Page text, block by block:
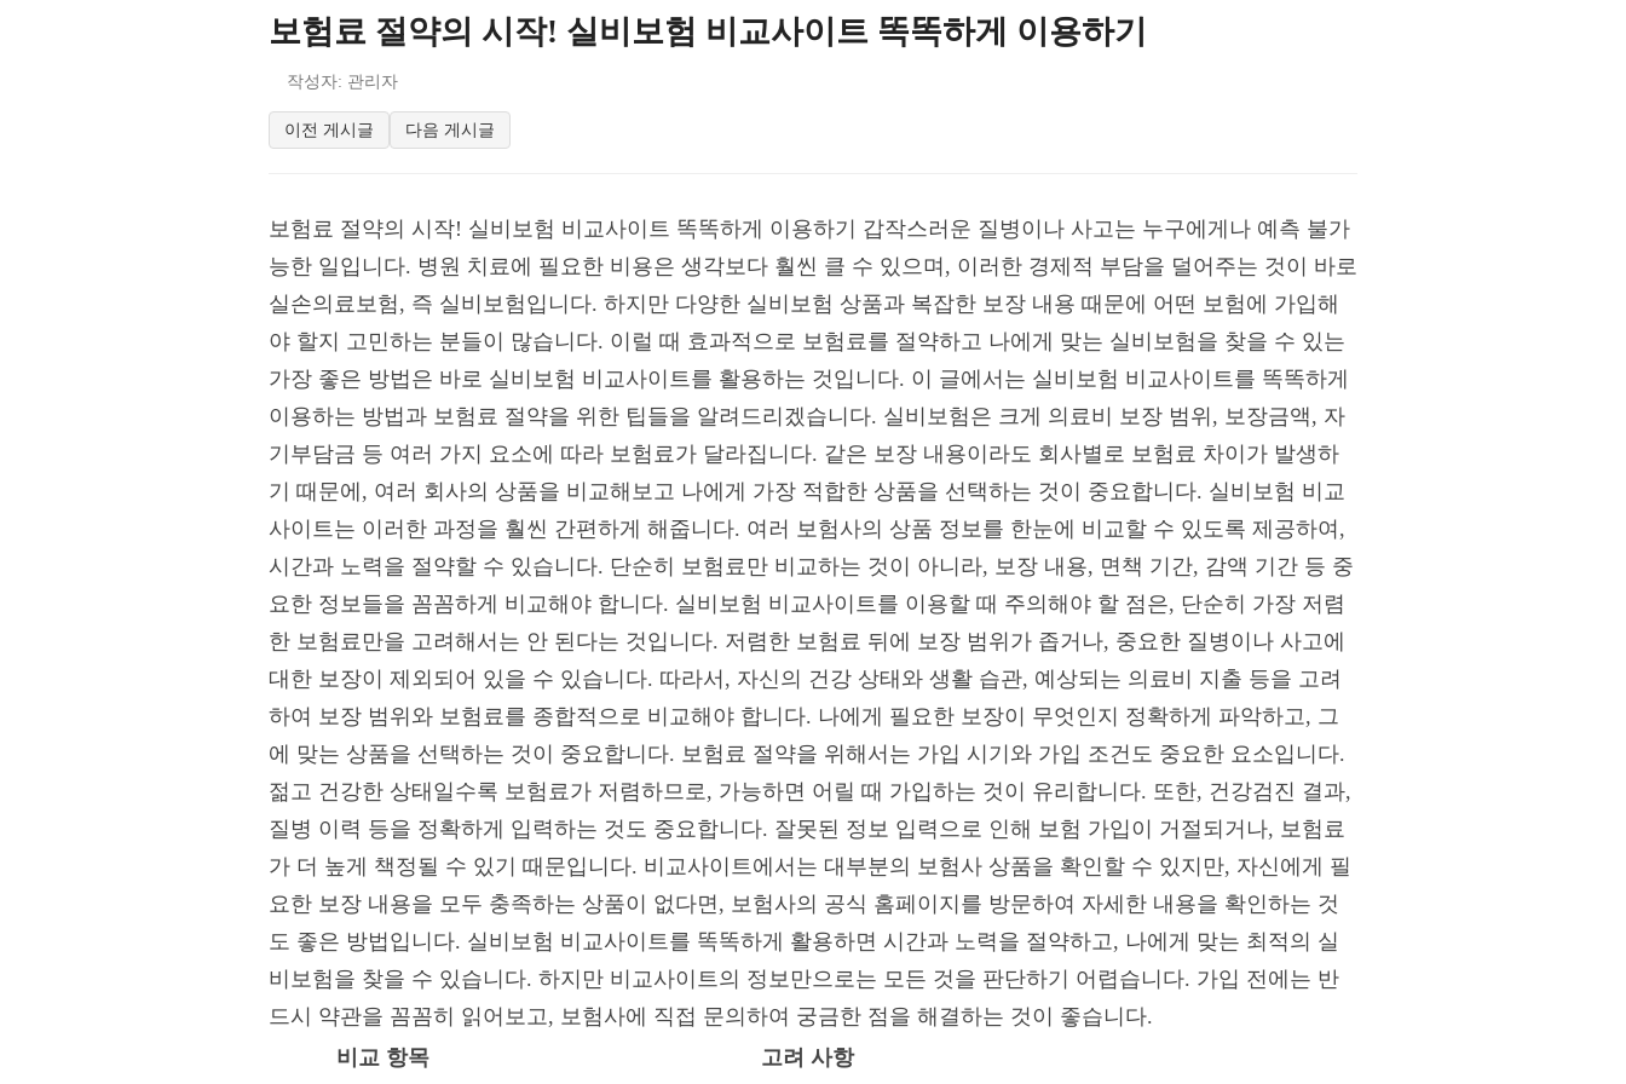
보험료 절약의 시작! 실비보험 비교사이트 똑똑하게 이용하기
작성자: 관리자
이전 게시글 다음 게시글
보험료 절약의 시작! 실비보험 비교사이트 똑똑하게 이용하기 갑작스러운 질병이나 사고는 누구에게나 예측 불가
능한 일입니다. 병원 치료에 필요한 비용은 생각보다 훨씬 클 수 있으며, 이러한 경제적 부담을 덜어주는 것이 바로
실손의료보험, 즉 실비보험입니다. 하지만 다양한 실비보험 상품과 복잡한 보장 내용 때문에 어떤 보험에 가입해
야 할지 고민하는 분들이 많습니다. 이럴 때 효과적으로 보험료를 절약하고 나에게 맞는 실비보험을 찾을 수 있는
가장 좋은 방법은 바로 실비보험 비교사이트를 활용하는 것입니다. 이 글에서는 실비보험 비교사이트를 똑똑하게
이용하는 방법과 보험료 절약을 위한 팁들을 알려드리겠습니다. 실비보험은 크게 의료비 보장 범위, 보장금액, 자
기부담금 등 여러 가지 요소에 따라 보험료가 달라집니다. 같은 보장 내용이라도 회사별로 보험료 차이가 발생하
기 때문에, 여러 회사의 상품을 비교해보고 나에게 가장 적합한 상품을 선택하는 것이 중요합니다. 실비보험 비교
사이트는 이러한 과정을 훨씬 간편하게 해줍니다. 여러 보험사의 상품 정보를 한눈에 비교할 수 있도록 제공하여,
시간과 노력을 절약할 수 있습니다. 단순히 보험료만 비교하는 것이 아니라, 보장 내용, 면책 기간, 감액 기간 등 중
요한 정보들을 꼼꼼하게 비교해야 합니다. 실비보험 비교사이트를 이용할 때 주의해야 할 점은, 단순히 가장 저렴
한 보험료만을 고려해서는 안 된다는 것입니다. 저렴한 보험료 뒤에 보장 범위가 좁거나, 중요한 질병이나 사고에
대한 보장이 제외되어 있을 수 있습니다. 따라서, 자신의 건강 상태와 생활 습관, 예상되는 의료비 지출 등을 고려
하여 보장 범위와 보험료를 종합적으로 비교해야 합니다. 나에게 필요한 보장이 무엇인지 정확하게 파악하고, 그
에 맞는 상품을 선택하는 것이 중요합니다. 보험료 절약을 위해서는 가입 시기와 가입 조건도 중요한 요소입니다.
젊고 건강한 상태일수록 보험료가 저렴하므로, 가능하면 어릴 때 가입하는 것이 유리합니다. 또한, 건강검진 결과,
질병 이력 등을 정확하게 입력하는 것도 중요합니다. 잘못된 정보 입력으로 인해 보험 가입이 거절되거나, 보험료
가 더 높게 책정될 수 있기 때문입니다. 비교사이트에서는 대부분의 보험사 상품을 확인할 수 있지만, 자신에게 필
요한 보장 내용을 모두 충족하는 상품이 없다면, 보험사의 공식 홈페이지를 방문하여 자세한 내용을 확인하는 것
도 좋은 방법입니다. 실비보험 비교사이트를 똑똑하게 활용하면 시간과 노력을 절약하고, 나에게 맞는 최적의 실
비보험을 찾을 수 있습니다. 하지만 비교사이트의 정보만으로는 모든 것을 판단하기 어렵습니다. 가입 전에는 반
드시 약관을 꼼꼼히 읽어보고, 보험사에 직접 문의하여 궁금한 점을 해결하는 것이 좋습니다.
비교 항목
고려 사항